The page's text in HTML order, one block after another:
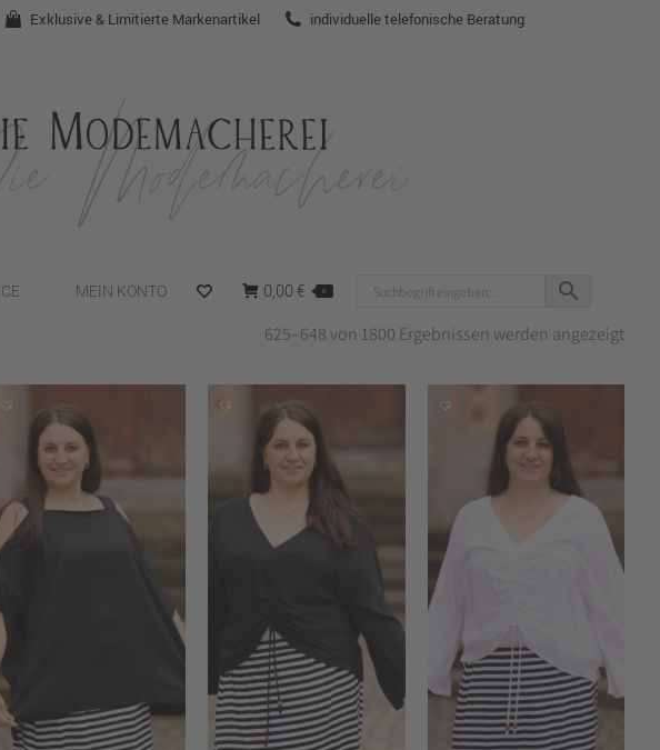
Exklusive & Limitierte Markenartikel individuelle telefonische Beratung
MEIN KONTO 0,00 € 0
625–648 von 1800 Ergebnissen werden angezeigtNach